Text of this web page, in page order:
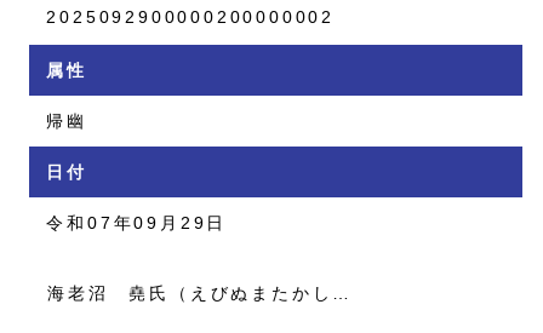
2025092900000200000002
属性
帰幽
日付
令和07年09月29日
海老沼 堯氏（えびぬまたかし…